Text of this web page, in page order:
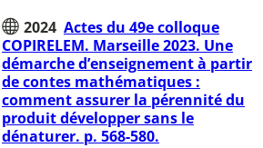
2024 Actes du 49e colloque
COPIRELEM. Marseille 2023. Une
démarche d’enseignement à partir
de contes mathématiques :
comment assurer la pérennité du
produit développer sans le
dénaturer. p. 568-580.